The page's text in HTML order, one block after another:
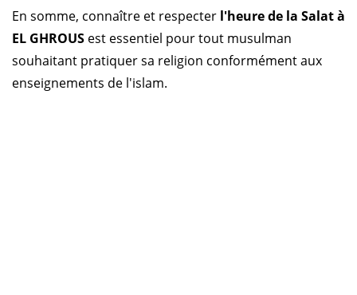
En somme, connaître et respecter l'heure de la Salat à
EL GHROUS est essentiel pour tout musulman
souhaitant pratiquer sa religion conformément aux
enseignements de l'islam.